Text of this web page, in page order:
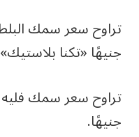
جنيهًا «تكنا بلاستيك»
جنيهًا.